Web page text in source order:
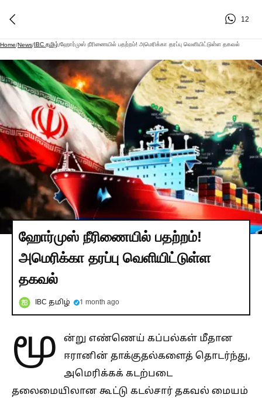
12
Home/News/IBC தமிழ்/ஹோர்முஸ் நீரிணையில் பதற்றம்! அமெரிக்கா தரப்பு வெளியிட்டுள்ள தகவல்
ஹோர்முஸ் நீரிணையில் பதற்றம்!
அமெரிக்கா தரப்பு வெளியிட்டுள்ள
தகவல்
IBC தமிழ் 1 month ago
மூ
ன்று எண்ணெய் கப்பல்கள் மீதான
ஈரானின் தாக்குதல்களைத் தொடர்ந்து,
அமெரிக்கக் கடற்படை
தலைமையிலான கூட்டு கடல்சார் தகவல் மையம்